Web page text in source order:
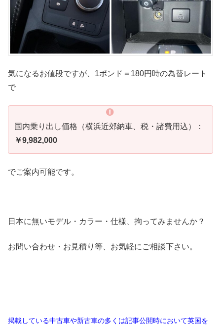
気になるお値段ですが、1ポンド＝180円時の為替レート
で
国内乗り出し価格（横浜近郊納車、税・諸費用込）：
￥9,982,000
でご案内可能です。
日本に無いモデル・カラー・仕様、拘ってみませんか？
お問い合わせ・お見積り等、お気軽にご相談下さい。
掲載している中古車や新古車の多くは記事公開時において英国を